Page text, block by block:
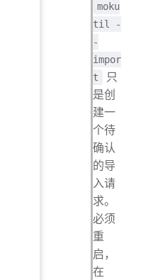
moku
til -
-
impor
t
只
是创
建一
个待
确认
的导
入请
求。
必须
重
启，
在